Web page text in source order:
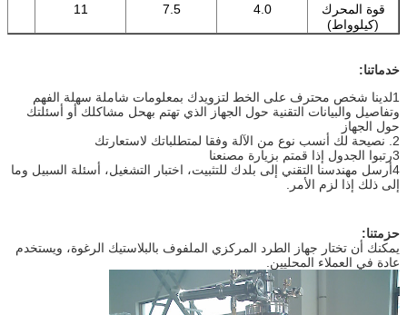
قوة المحرك
(كيلوواط)
4.0
7.5
11
خدماتنا:
1لدينا شخص محترف على الخط لتزويدك بمعلومات شاملة سهلة الفهم
وتفاصيل والبيانات التقنية حول الجهاز الذي تهتم بهحل مشاكلك أو أسئلتك
حول الجهاز
2. نصيحة لك أنسب نوع من الآلة وفقا لمتطلباتك لاستعارتك
3رتبوا الجدول إذا قمتم بزيارة مصنعنا
4أرسل مهندسنا التقني إلى بلدك للتثبيت، اختبار التشغيل، أسئلة السبيل وما
إلى ذلك إذا لزم الأمر.
حزمتنا:
يمكنك أن تختار جهاز الطرد المركزي الملفوف بالبلاستيك الرغوة، ويستخدم
عادة في العملاء المحليين.